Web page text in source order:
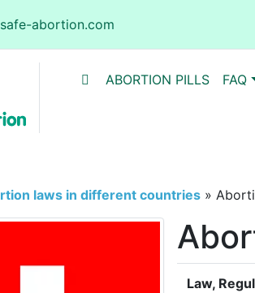
abortion.com
ABORTION PILLS FAQ
laws in different countries »
Law,